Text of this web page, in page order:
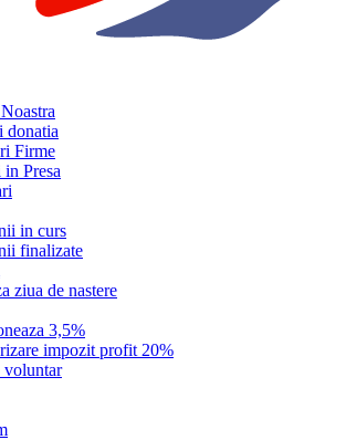
donatia
Firme
Presa
in curs
finalizate
ziua de nastere
3,5%
impozit profit 20%